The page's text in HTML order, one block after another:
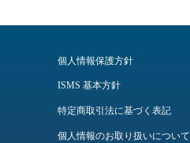
個人情報保護方針
ISMS 基本方針
特定商取引法に基づく表記
個人情報のお取り扱いについて